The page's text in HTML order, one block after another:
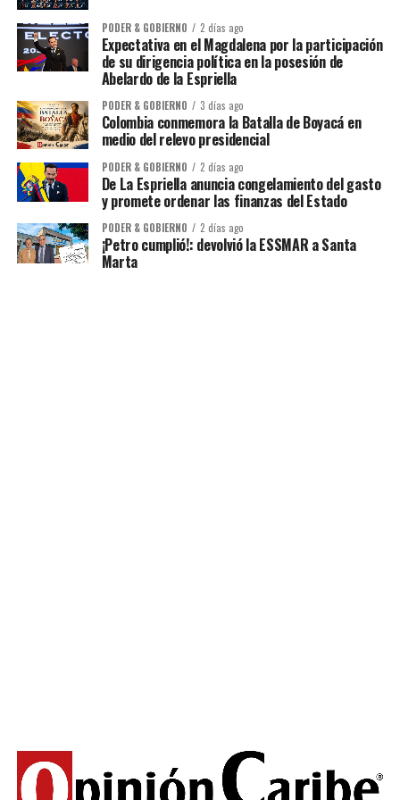
PODER & GOBIERNO 2 días ago
Expectativa en el Magdalena por la participación
de su dirigencia política en la posesión de
Abelardo de la Espriella
PODER & GOBIERNO 3 días ago
Colombia conmemora la Batalla de Boyacá en
medio del relevo presidencial
PODER & GOBIERNO 2 días ago
De La Espriella anuncia congelamiento del gasto
y promete ordenar las finanzas del Estado
PODER & GOBIERNO 2 días ago
¡Petro cumplió!: devolvió la ESSMAR a Santa
Marta